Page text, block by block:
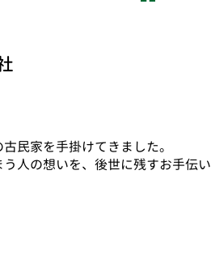
民家を手掛けてきました。
人の想いを、後世に残すお手伝い